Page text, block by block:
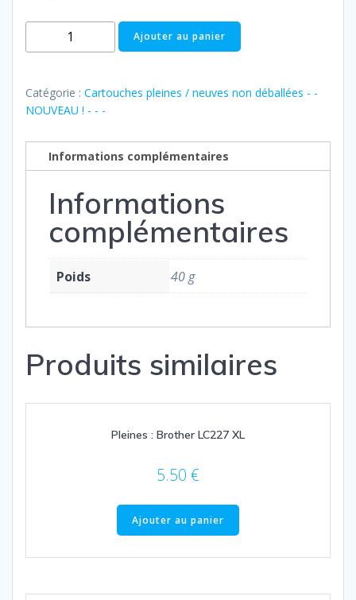
quantité
de
:
Canon
Y
Ajouter au panier
Catégorie : Cartouches pleines / neuves non déballées - -
NOUVEAU ! - - -
Informations complémentaires
Informations
complémentaires
Poids 40 g
Produits similaires
Pleines : Brother LC227 XL
5.50 €
Ajouter au panier